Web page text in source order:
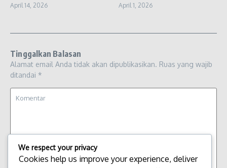
April 14, 2026 April 1, 2026
Tinggalkan Balasan
Alamat email Anda tidak akan dipublikasikan. Ruas yang wajib
ditandai *
We respect your privacy
Cookies help us improve your experience, deliver